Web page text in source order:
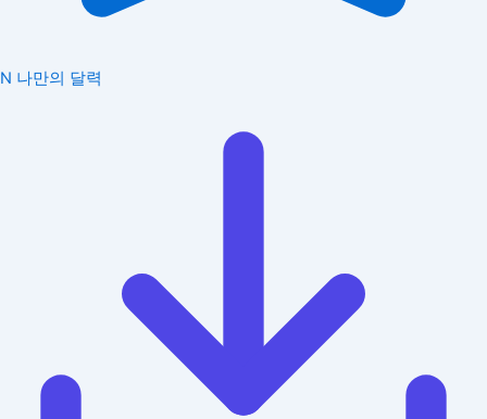
N 나만의 달력